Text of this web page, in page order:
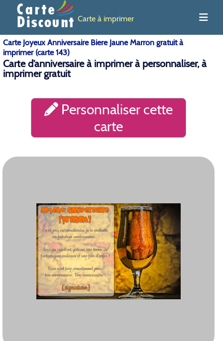
Carte à imprimer
Carte Joyeux Anniversaire Biere Jaune Marron gratuit à
imprimer (carte 143)
Carte d’anniversaire à imprimer à personnaliser, à
imprimer gratuit
Personnaliser cette
carte